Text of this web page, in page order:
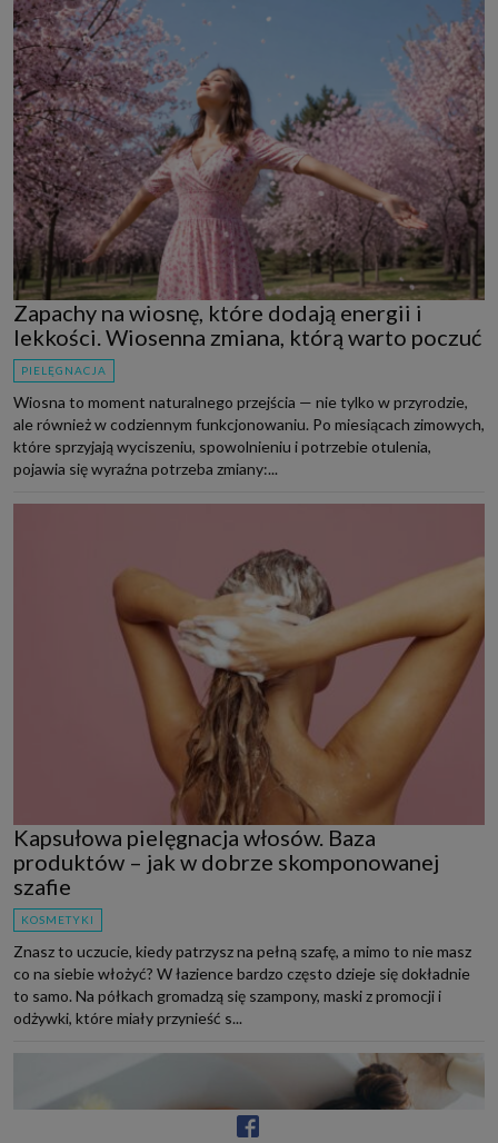
Zapachy na wiosnę, które dodają energii i
lekkości. Wiosenna zmiana, którą warto poczuć
PIELĘGNACJA
Wiosna to moment naturalnego przejścia — nie tylko w przyrodzie,
ale również w codziennym funkcjonowaniu. Po miesiącach zimowych,
które sprzyjają wyciszeniu, spowolnieniu i potrzebie otulenia,
pojawia się wyraźna potrzeba zmiany:...
Kapsułowa pielęgnacja włosów. Baza
produktów – jak w dobrze skomponowanej
szafie
KOSMETYKI
Znasz to uczucie, kiedy patrzysz na pełną szafę, a mimo to nie masz
co na siebie włożyć? W łazience bardzo często dzieje się dokładnie
to samo. Na półkach gromadzą się szampony, maski z promocji i
odżywki, które miały przynieść s...